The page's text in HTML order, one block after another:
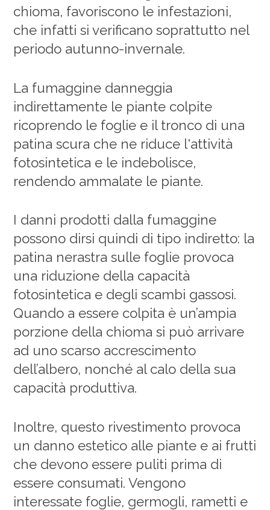
chioma, favoriscono le infestazioni,
che infatti si verificano soprattutto nel
periodo autunno-invernale.
La fumaggine danneggia
indirettamente le piante colpite
ricoprendo le foglie e il tronco di una
patina scura che ne riduce l'attività
fotosintetica e le indebolisce,
rendendo ammalate le piante.
I danni prodotti dalla fumaggine
possono dirsi quindi di tipo indiretto: la
patina nerastra sulle foglie provoca
una riduzione della capacità
fotosintetica e degli scambi gassosi.
Quando a essere colpita è un’ampia
porzione della chioma si può arrivare
ad uno scarso accrescimento
dell’albero, nonché al calo della sua
capacità produttiva.
Inoltre, questo rivestimento provoca
un danno estetico alle piante e ai frutti
che devono essere puliti prima di
essere consumati. Vengono
interessate foglie, germogli, rametti e